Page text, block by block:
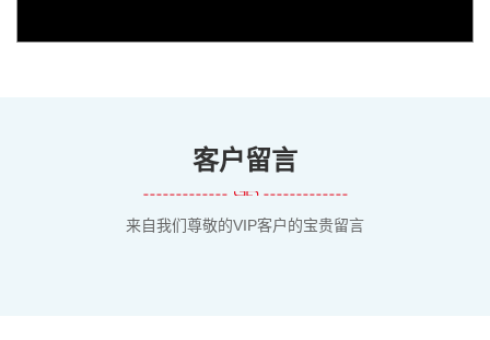
客户留言
来自我们尊敬的VIP客户的宝贵留言